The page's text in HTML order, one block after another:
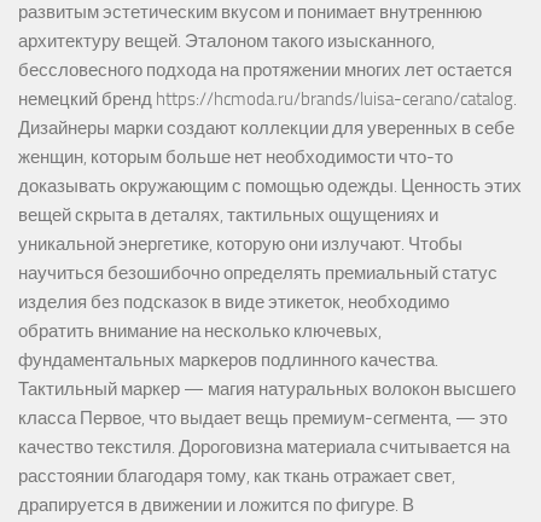
развитым эстетическим вкусом и понимает внутреннюю
архитектуру вещей. Эталоном такого изысканного,
бессловесного подхода на протяжении многих лет остается
немецкий бренд https://hcmoda.ru/brands/luisa-cerano/catalog.
Дизайнеры марки создают коллекции для уверенных в себе
женщин, которым больше нет необходимости что-то
доказывать окружающим с помощью одежды. Ценность этих
вещей скрыта в деталях, тактильных ощущениях и
уникальной энергетике, которую они излучают. Чтобы
научиться безошибочно определять премиальный статус
изделия без подсказок в виде этикеток, необходимо
обратить внимание на несколько ключевых,
фундаментальных маркеров подлинного качества.
Тактильный маркер — магия натуральных волокон высшего
класса Первое, что выдает вещь премиум-сегмента, — это
качество текстиля. Дороговизна материала считывается на
расстоянии благодаря тому, как ткань отражает свет,
драпируется в движении и ложится по фигуре. В